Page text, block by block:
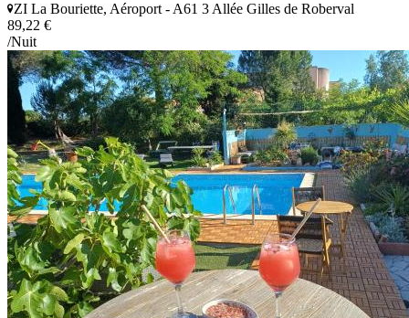
ZI La Bouriette, Aéroport - A61 3 Allée Gilles de Roberval
89,22 €
/Nuit